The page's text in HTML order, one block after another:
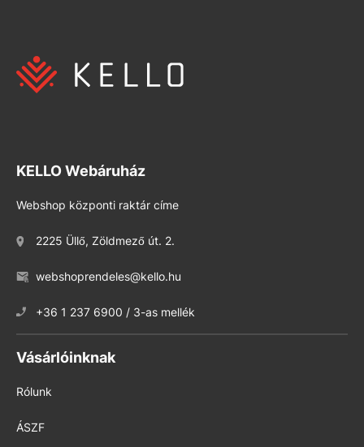
KELLO Webáruház
Webshop központi raktár címe
2225 Üllő, Zöldmező út. 2.
webshoprendeles@kello.hu
+36 1 237 6900 / 3-as mellék
Vásárlóinknak
Rólunk
ÁSZF